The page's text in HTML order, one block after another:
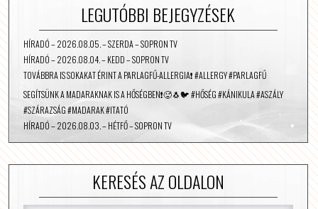
LEGUTÓBBI BEJEGYZÉSEK
HÍRADÓ – 2026.08.05. – SZERDA – SOPRON TV
HÍRADÓ – 2026.08.04. – KEDD – SOPRON TV
TOVÁBBRA IS SOKAKAT ÉRINT A PARLAGFŰ-ALLERGIA❗️ #ALLERGY #PARLAGFŰ
SEGÍTSÜNK A MADARAKNAK IS A HŐSÉGBEN❗️🥵🐧🐦 #HŐSÉG #KÁNIKULA #ASZÁLY
#SZÁRAZSÁG #MADARAK #ITATÓ
HÍRADÓ – 2026.08.03. – HÉTFŐ – SOPRON TV
KERESÉS AZ OLDALON